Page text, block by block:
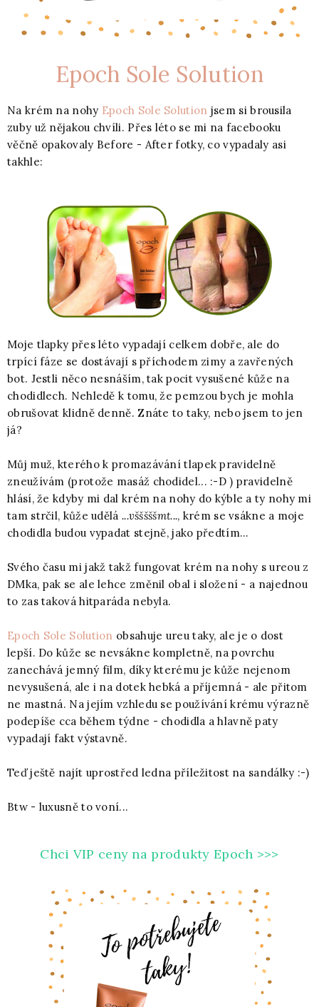
Epoch Sole Solution
Na krém na nohy Epoch Sole Solution jsem si brousila
zuby už nějakou chvíli. Přes léto se mi na facebooku
věčně opakovaly Before - After fotky, co vypadaly asi
takhle:
Moje tlapky přes léto vypadají celkem dobře, ale do
trpící fáze se dostávají s příchodem zimy a zavřených
bot. Jestli něco nesnáším, tak pocit vysušené kůže na
chodidlech. Nehledě k tomu, že pemzou bych je mohla
obrušovat klidně denně. Znáte to taky, nebo jsem to jen
já?
Můj muž, kterého k promazávání tlapek pravidelně
zneužívám (protože masáž chodidel... :-D ) pravidelně
hlásí, že kdyby mi dal krém na nohy do kýble a ty nohy mi
tam strčil, kůže udělá ...všššššmt..., krém se vsákne a moje
chodidla budou vypadat stejně, jako předtím...
Svého času mi jakž takž fungovat krém na nohy s ureou z
DMka, pak se ale lehce změnil obal i složení - a najednou
to zas taková hitparáda nebyla.
Epoch Sole Solution obsahuje ureu taky, ale je o dost
lepší. Do kůže se nevsákne kompletně, na povrchu
zanechává jemný film, díky kterému je kůže nejenom
nevysušená, ale i na dotek hebká a příjemná - ale přitom
ne mastná. Na jejím vzhledu se používání krému výrazně
podepíše cca během týdne - chodidla a hlavně paty
vypadají fakt výstavně.
Teď ještě najít uprostřed ledna příležitost na sandálky :-)
Btw - luxusně to voní...
Chci VIP ceny na produkty Epoch >>>